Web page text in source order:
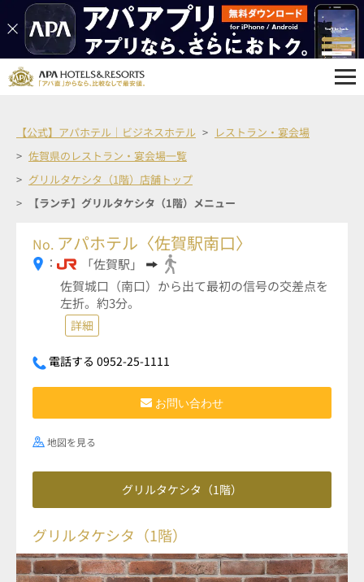
【公式】アパホテル｜ビジネスホテル
レストラン・宴会場
佐賀県のレストラン・宴会場一覧
グリルタケシタ（1階）店舗トップ
【ランチ】グリルタケシタ（1階）メニュー
No. アパホテル〈佐賀駅南口〉
：
「佐賀駅」
佐賀城口（南口）から出て最初の信号の交差点を
左折。約3分。
詳細
電話する 0952-25-1111
お問い合わせ
地図を見る
グリルタケシタ（1階）
グリルタケシタ（1階）